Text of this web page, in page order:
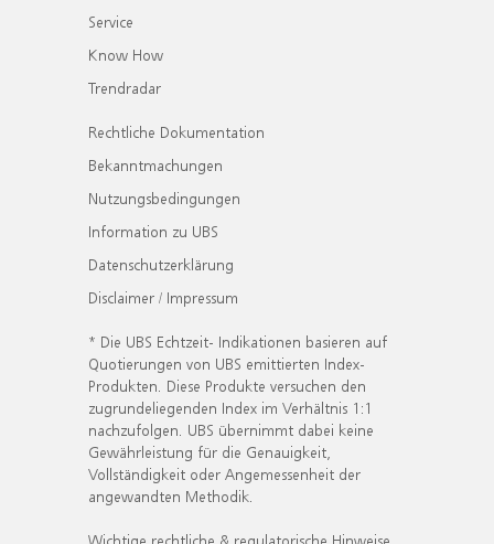
Service
Know How
Trendradar
Rechtliche Dokumentation
Bekanntmachungen
Nutzungsbedingungen
Information zu UBS
Datenschutzerklärung
Disclaimer / Impressum
* Die UBS Echtzeit- Indikationen basieren auf
Quotierungen von UBS emittierten Index-
Produkten. Diese Produkte versuchen den
zugrundeliegenden Index im Verhältnis 1:1
nachzufolgen. UBS übernimmt dabei keine
Gewährleistung für die Genauigkeit,
Vollständigkeit oder Angemessenheit der
angewandten Methodik.